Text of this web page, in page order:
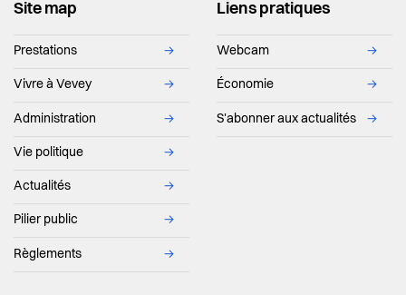
Site map
Prestations →
Vivre à Vevey →
Administration →
Vie politique →
Actualités →
Pilier public →
Règlements →
Liens pratiques
Webcam →
Économie →
S'abonner aux actualités →